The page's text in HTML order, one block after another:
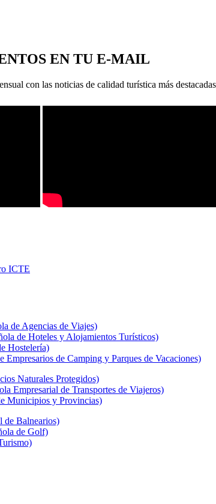
EN TU E-MAIL
con las noticias de calidad turística más
de Agencias de Viajes)
de Hoteles y Alojamientos Turísticos)
Hostelería)
Empresarios de Camping y Parques de Vacaciones)
Naturales Protegidos)
Empresarial de Transportes de Viajeros)
Municipios y Provincias)
Balnearios)
de Golf)